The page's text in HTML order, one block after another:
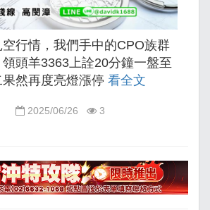
行情，我們手中的CPO族群
頭羊3363上詮20分鐘一盤至
然再度亮燈漲停 看全文
2025/06/26 3